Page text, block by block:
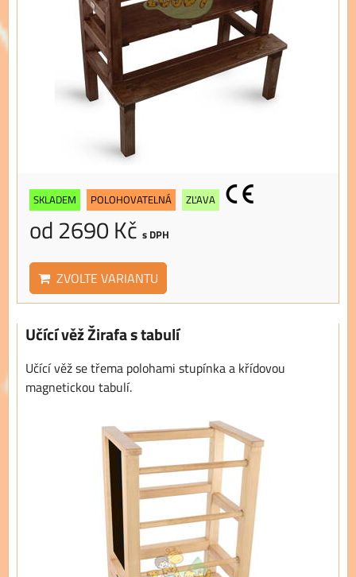
SKLADEM POLOHOVATELNÁ ZĽAVA
od 2690 Kč s DPH
ZVOLTE VARIANTU
Učící věž Žirafa s tabulí
Učící věž se třema polohami stupínka a křídovou
magnetickou tabulí.